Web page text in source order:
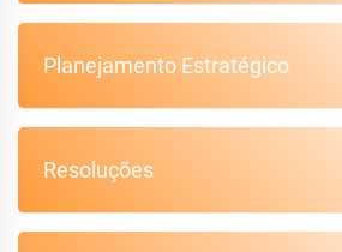
Planejamento Estratégico
Resoluções